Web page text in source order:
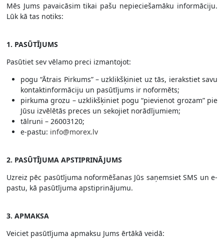
Mēs Jums pavaicāsim tikai pašu nepieciešamāku informāciju.
Lūk kā tas notiks:
1. PASŪTĪJUMS
Pasūtiet sev vēlamo preci izmantojot:
pogu “Ātrais Pirkums” – uzklikšķiniet uz tās, ierakstiet savu
kontaktinformāciju un pasūtījums ir noformēts;
pirkuma grozu – uzklikšķiniet pogu “pievienot grozam” pie
Jūsu izvēlētās preces un sekojiet norādījumiem;
tālruni – 26003120;
e-pastu: info@morex.lv
2. PASŪTĪJUMA APSTIPRINĀJUMS
Uzreiz pēc pasūtījuma noformēšanas Jūs saņemsiet SMS un e-
pastu, kā pasūtījuma apstiprinājumu.
3. APMAKSA
Veiciet pasūtījuma apmaksu Jums ērtākā veidā: